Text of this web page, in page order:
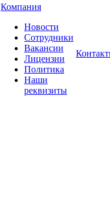
Компания
Новости
Сотрудники
Вакансии
Лицензии
Политика
Наши
реквизиты